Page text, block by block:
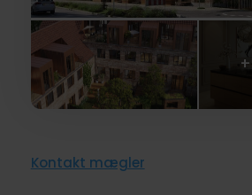
Kontakt mægler